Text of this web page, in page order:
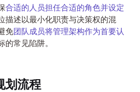
合适的人员担任合适的角色并设定
描述以最小化职责与决策权的混
免团队成员将管理架构作为首要认
的常见陷阱。
划流程